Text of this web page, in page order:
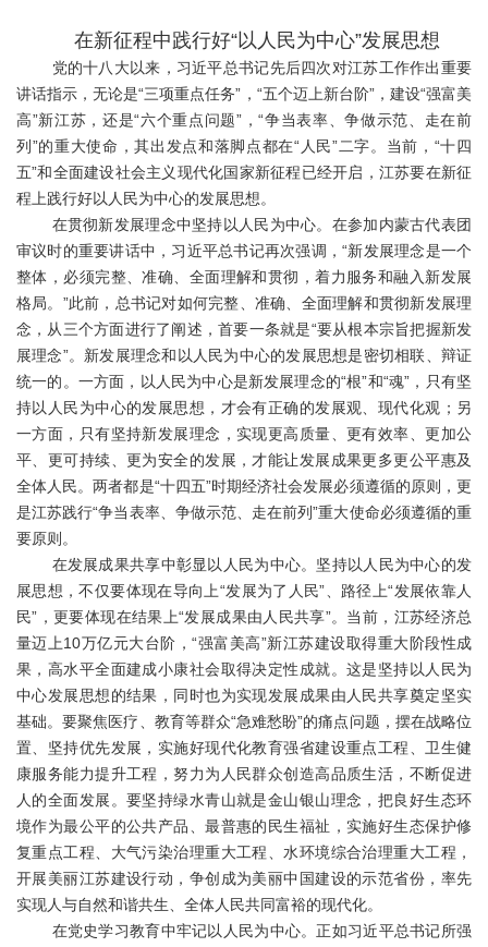
在新征程中践行好“以人民为中心”发展思想
党的十八大以来，习近平总书记先后四次对江苏工作作出重要
讲话指示，无论是“三项重点任务”，“五个迈上新台阶”，建设“强富美
高”新江苏，还是“六个重点问题”，“争当表率、争做示范、走在前
列”的重大使命，其出发点和落脚点都在“人民”二字。当前，“十四
五”和全面建设社会主义现代化国家新征程已经开启，江苏要在新征
程上践行好以人民为中心的发展思想。
在贯彻新发展理念中坚持以人民为中心。在参加内蒙古代表团
审议时的重要讲话中，习近平总书记再次强调，“新发展理念是一个
整体，必须完整、准确、全面理解和贯彻，着力服务和融入新发展
格局。”此前，总书记对如何完整、准确、全面理解和贯彻新发展理
念，从三个方面进行了阐述，首要一条就是“要从根本宗旨把握新发
展理念”。新发展理念和以人民为中心的发展思想是密切相联、辩证
统一的。一方面，以人民为中心是新发展理念的“根”和“魂”，只有坚
持以人民为中心的发展思想，才会有正确的发展观、现代化观；另
一方面，只有坚持新发展理念，实现更高质量、更有效率、更加公
平、更可持续、更为安全的发展，才能让发展成果更多更公平惠及
全体人民。两者都是“十四五”时期经济社会发展必须遵循的原则，更
是江苏践行“争当表率、争做示范、走在前列”重大使命必须遵循的重
要原则。
在发展成果共享中彰显以人民为中心。坚持以人民为中心的发
展思想，不仅要体现在导向上“发展为了人民”、路径上“发展依靠人
民”，更要体现在结果上“发展成果由人民共享”。当前，江苏经济总
量迈上10万亿元大台阶，“强富美高”新江苏建设取得重大阶段性成
果，高水平全面建成小康社会取得决定性成就。这是坚持以人民为
中心发展思想的结果，同时也为实现发展成果由人民共享奠定坚实
基础。要聚焦医疗、教育等群众“急难愁盼”的痛点问题，摆在战略位
置、坚持优先发展，实施好现代化教育强省建设重点工程、卫生健
康服务能力提升工程，努力为人民群众创造高品质生活，不断促进
人的全面发展。要坚持绿水青山就是金山银山理念，把良好生态环
境作为最公平的公共产品、最普惠的民生福祉，实施好生态保护修
复重点工程、大气污染治理重大工程、水环境综合治理重大工程，
开展美丽江苏建设行动，争创成为美丽中国建设的示范省份，率先
实现人与自然和谐共生、全体人民共同富裕的现代化。
在党史学习教育中牢记以人民为中心。正如习近平总书记所强